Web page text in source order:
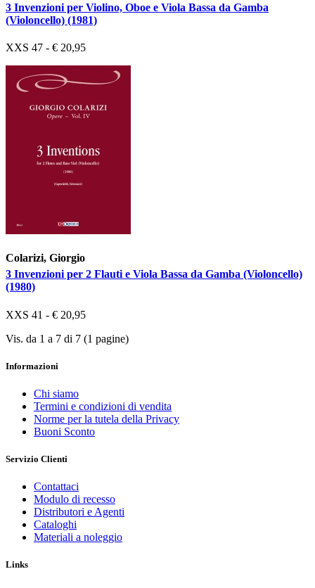
3 Invenzioni per Violino, Oboe e Viola Bassa da Gamba
(Violoncello) (1981)
XXS 47 - € 20,95
Colarizi, Giorgio
3 Invenzioni per 2 Flauti e Viola Bassa da Gamba (Violoncello)
(1980)
XXS 41 - € 20,95
Vis. da 1 a 7 di 7 (1 pagine)
Informazioni
Chi siamo
Termini e condizioni di vendita
Norme per la tutela della Privacy
Buoni Sconto
Servizio Clienti
Contattaci
Modulo di recesso
Distributori e Agenti
Cataloghi
Materiali a noleggio
Links